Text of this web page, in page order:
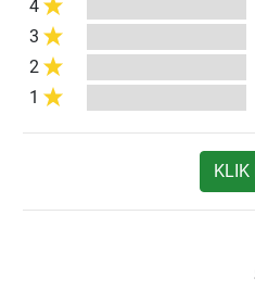
4
3
2
1
KLIK